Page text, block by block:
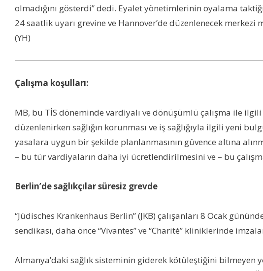
olmadığını gösterdi” dedi. Eyalet yönetimlerinin oyalama
24 saatlik uyarı grevine ve Hannover’de düzenlenecek merkezi
(YH)
Çalışma koşulları:
MB, bu TİS döneminde vardiyalı ve dönüşümlü çalışma ile
düzenlenirken sağlığın korunması ve iş sağlığıyla ilgili yeni
yasalara uygun bir şekilde planlanmasının güvence altına
– bu tür vardiyaların daha iyi ücretlendirilmesini ve – bu
Berlin’de sağlıkçılar süresiz grevde
“Jüdisches Krankenhaus Berlin” (JKB) çalışanları 8 Ocak
sendikası, daha önce “Vivantes” ve “Charité” kliniklerinde
Almanya’daki sağlık sisteminin giderek kötüleştiğini bilmeyen